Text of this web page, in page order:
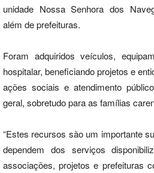
unidade Nossa Senhora dos
além de prefeituras.
Foram adquiridos veículos,
hospitalar, beneficiando projetos e
ações sociais e atendimento
geral, sobretudo para as famílias
“Estes recursos são um importante
dependem dos serviços
associações, projetos e prefeituras